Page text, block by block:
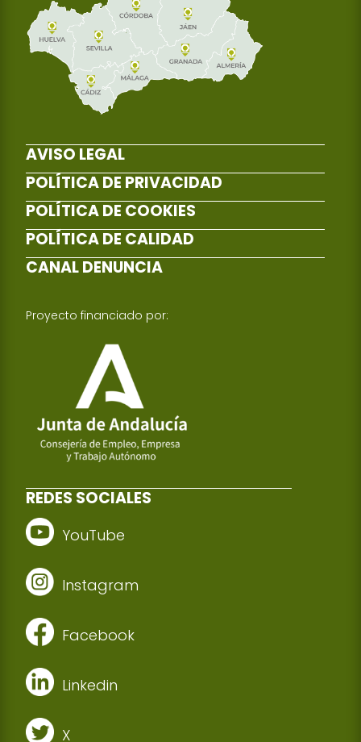
AVISO LEGAL
POLÍTICA DE PRIVACIDAD
POLÍTICA DE COOKIES
POLÍTICA DE CALIDAD
CANAL DENUNCIA
Proyecto financiado por:
REDES SOCIALES
YouTube
Instagram
Facebook
Linkedin
X